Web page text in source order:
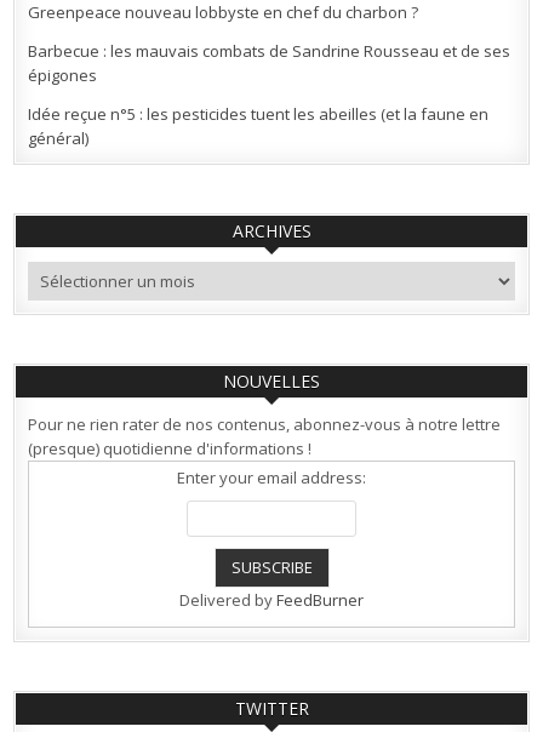
Greenpeace nouveau lobbyste en chef du charbon ?
Barbecue : les mauvais combats de Sandrine Rousseau et de ses
épigones
Idée reçue n°5 : les pesticides tuent les abeilles (et la faune en
général)
ARCHIVES
Archives
NOUVELLES
Pour ne rien rater de nos contenus, abonnez-vous à notre lettre
(presque) quotidienne d'informations !
Enter your email address:
Delivered byFeedBurner
TWITTER